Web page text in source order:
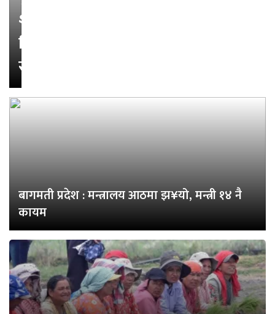
शाहीले
लिए
सपथ
बागमती प्रदेश : मन्त्रालय आठमा झ¥यो, मन्त्री १४ नै
कायम